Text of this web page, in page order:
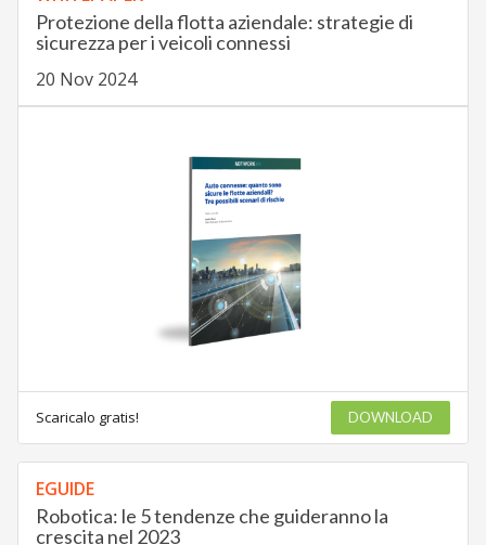
Protezione della flotta aziendale: strategie di
sicurezza per i veicoli connessi
20 Nov 2024
Scaricalo gratis! DOWNLOAD
EGUIDE
Robotica: le 5 tendenze che guideranno la
crescita nel 2023